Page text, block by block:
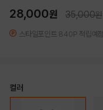
28,000원 35,000원
스타일포인트 840P 적립예정
컬러